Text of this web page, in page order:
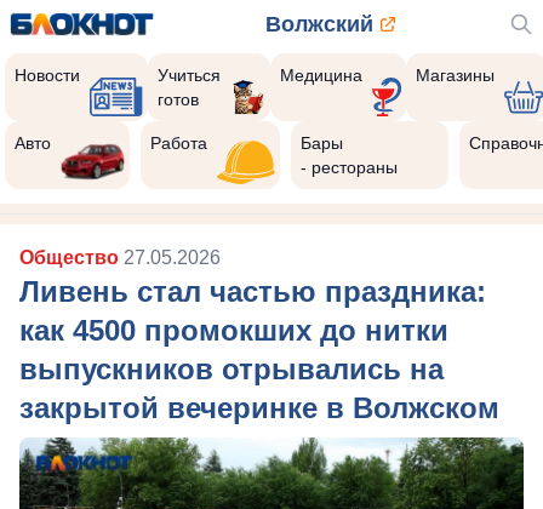
Волжский
Новости
Учиться
готов
Медицина Магазины
Авто Работа
Бары
- рестораны
Общество 27.05.2026
Ливень стал частью праздника:
как 4500 промокших до нитки
выпускников отрывались на
закрытой вечеринке в Волжском